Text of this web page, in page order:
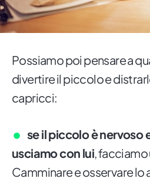
Possiamo poi pensare a
divertire il piccolo e
capricci:
se il piccolo è nervoso
usciamo con lui,
Camminare e osservare lo